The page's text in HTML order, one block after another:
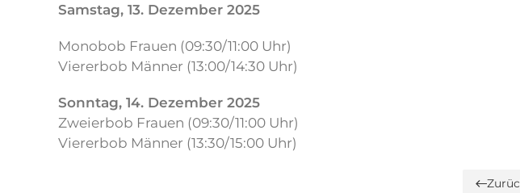
Samstag, 13. Dezember 2025
Monobob Frauen (09:30/11:00 Uhr)
Viererbob Männer (13:00/14:30 Uhr)
Sonntag, 14. Dezember 2025
Zweierbob Frauen (09:30/11:00 Uhr)
Viererbob Männer (13:30/15:00 Uhr)